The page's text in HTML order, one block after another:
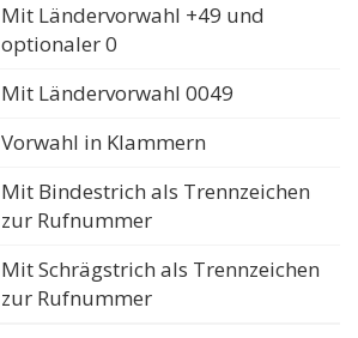
Mit Ländervorwahl +49 und
optionaler 0
Mit Ländervorwahl 0049
Vorwahl in Klammern
Mit Bindestrich als Trennzeichen
zur Rufnummer
Mit Schrägstrich als Trennzeichen
zur Rufnummer